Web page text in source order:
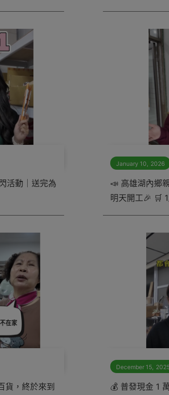
一次告訴你 📣
愛的主子 😼
活動｜送完為
January 10 2026
📣 高雄湖內鄉
明天開工🎉 🛒
貨，終於來到
December 15,
💰 普發現金 1